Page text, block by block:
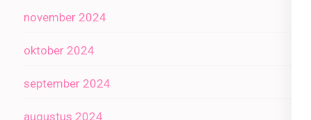
november 2024
oktober 2024
september 2024
augustus 2024